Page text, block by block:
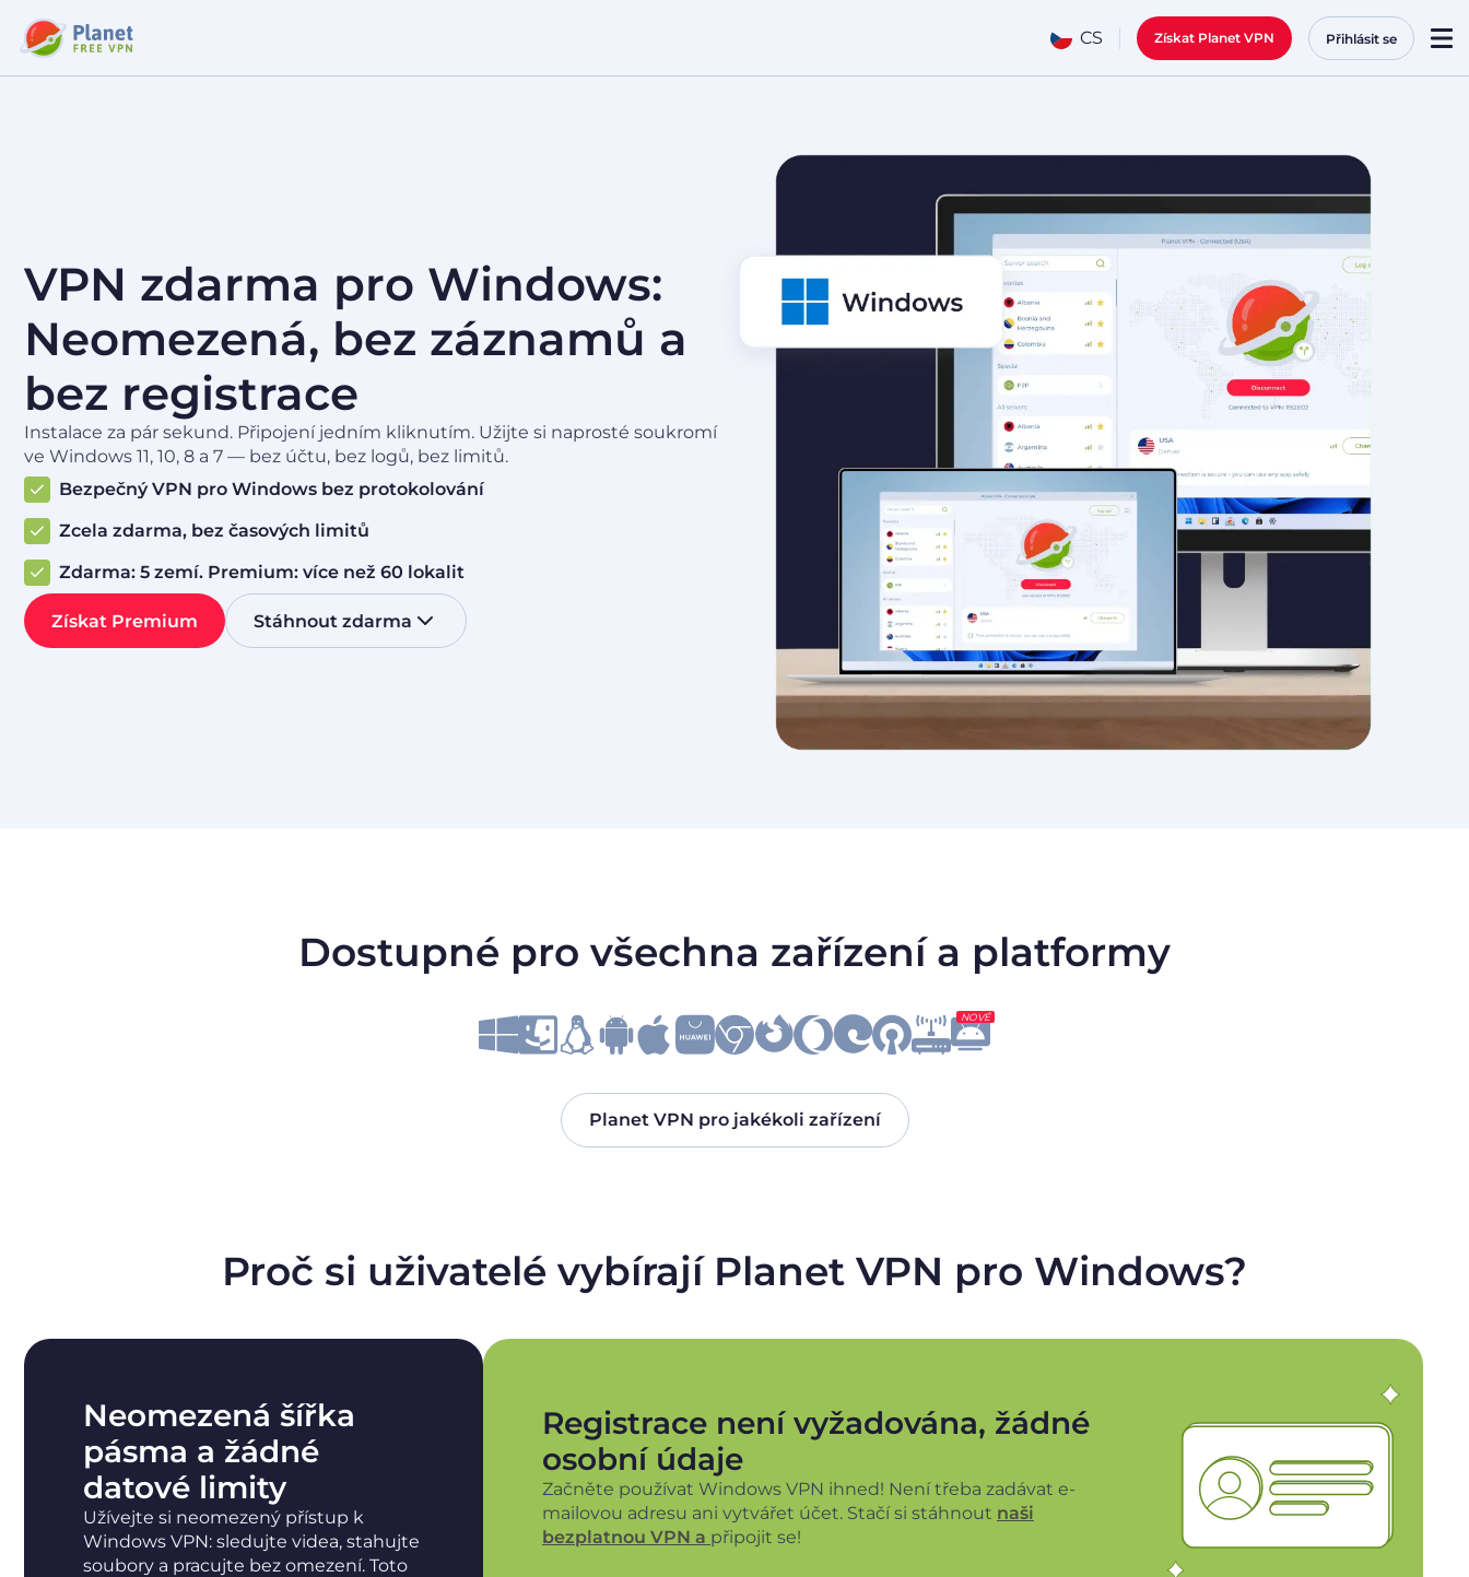
CS Získat Planet VPN Přihlásit se
VPN zdarma pro Windows:
Neomezená, bez záznamů a
bez registrace
Instalace za pár sekund. Připojení jedním kliknutím. Užijte si naprosté soukromí
ve Windows 11, 10, 8 a 7 — bez účtu, bez logů, bez limitů.
Bezpečný VPN pro Windows bez protokolování
Zcela zdarma, bez časových limitů
Zdarma: 5 zemí. Premium: více než 60 lokalit
Získat Premium Stáhnout zdarma
Dostupné pro všechna zařízení a platformy
NOVÉ
Planet VPN pro jakékoli zařízení
Proč si uživatelé vybírají Planet VPN pro Windows?
Neomezená šířka
pásma a žádné
datové limity
Užívejte si neomezený přístup k
Windows VPN: sledujte videa, stahujte
soubory a pracujte bez omezení. Toto
Registrace není vyžadována, žádné
osobní údaje
Začněte používat Windows VPN ihned! Není třeba zadávat e-
mailovou adresu ani vytvářet účet. Stačí si stáhnout naši
bezplatnou VPN a připojit se!